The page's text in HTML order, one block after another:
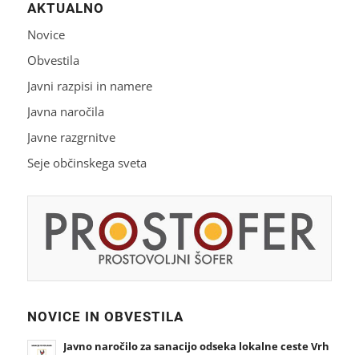
AKTUALNO
Novice
Obvestila
Javni razpisi in namere
Javna naročila
Javne razgrnitve
Seje občinskega sveta
NOVICE IN OBVESTILA
Javno naročilo za sanacijo odseka lokalne ceste Vrh